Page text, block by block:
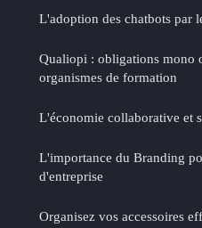
L'adoption des chatbots par
Qualiopi : obligations mono
organismes de formation
L'économie collaborative et
L'importance du Branding
d'entreprise
Organisez vos accessoires